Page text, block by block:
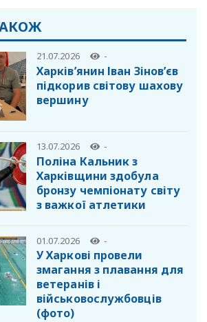
21.07.2026 -
Харків’янин Іван Зінов’єв
підкорив світову шахову
вершину
13.07.2026 -
Поліна Кальник з
Харківщини здобула
бронзу чемпіонату світу
з важкої атлетики
01.07.2026 -
У Харкові провели
змагання з плавання для
ветеранів і
військовослужбовців
(фото)